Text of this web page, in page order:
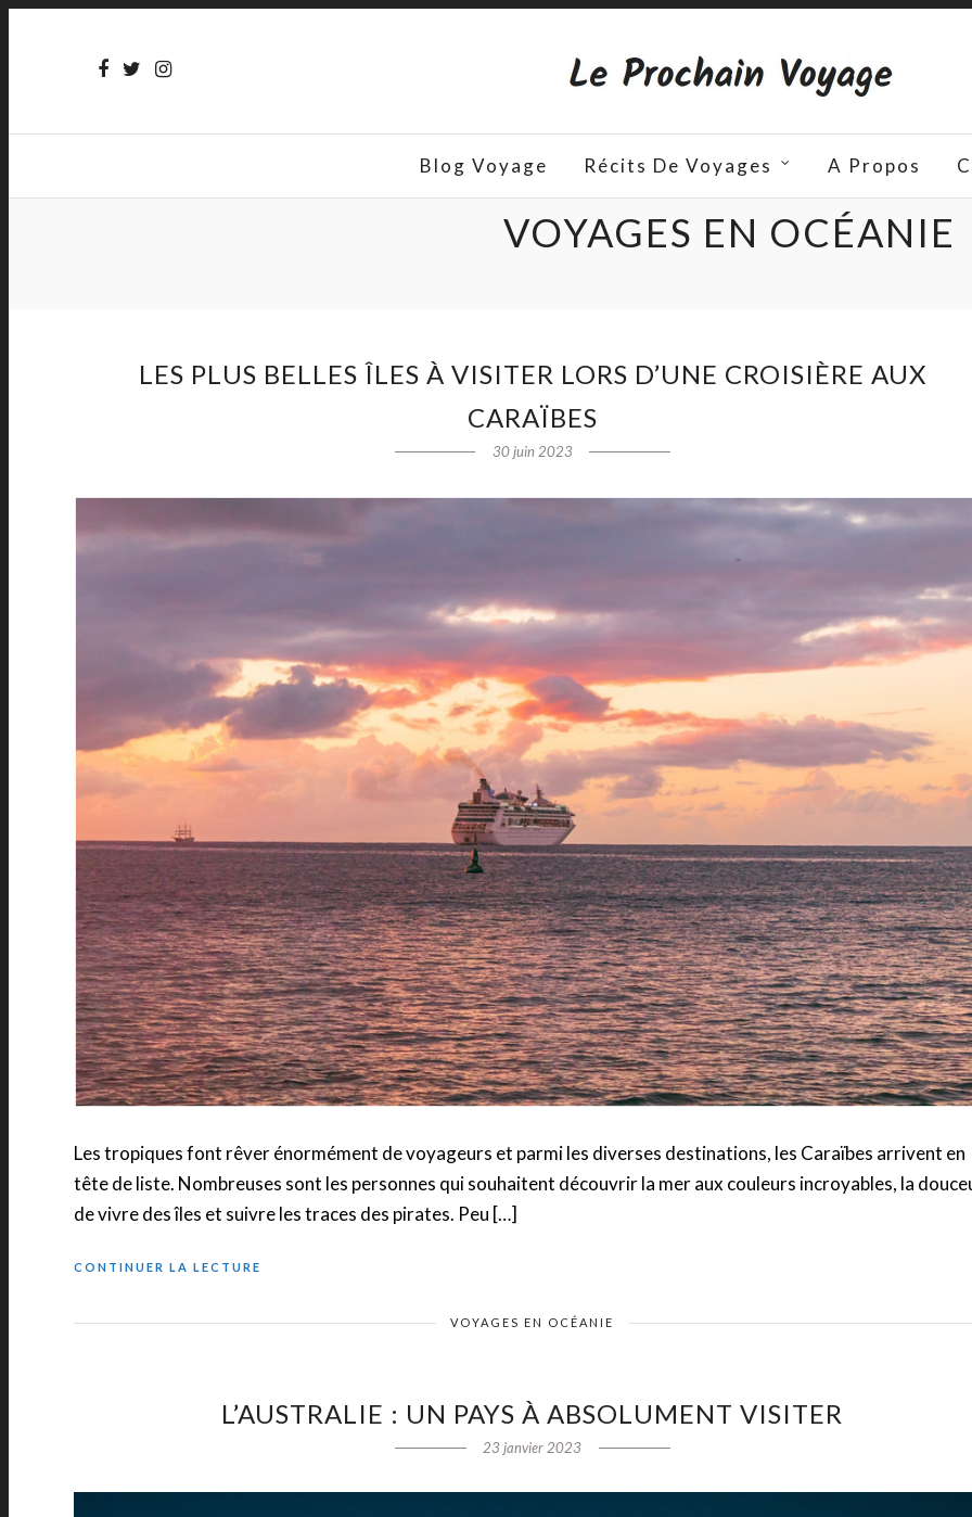
Blog Voyage Récits De Voyages A Propos
VOYAGES EN OCÉANIE
LES PLUS BELLES ÎLES À VISITER LORS D’UNE CROISIÈRE AUX
CARAÏBES
30 juin 2023
Les tropiques font rêver énormément de voyageurs et parmi les diverses destinations, les Caraïbes arrivent en
tête de liste. Nombreuses sont les personnes qui souhaitent découvrir la mer aux couleurs incroyables, la
de vivre des îles et suivre les traces des pirates. Peu […]
CONTINUER LA LECTURE
VOYAGES EN OCÉANIE
L’AUSTRALIE : UN PAYS À ABSOLUMENT VISITER
23 janvier 2023